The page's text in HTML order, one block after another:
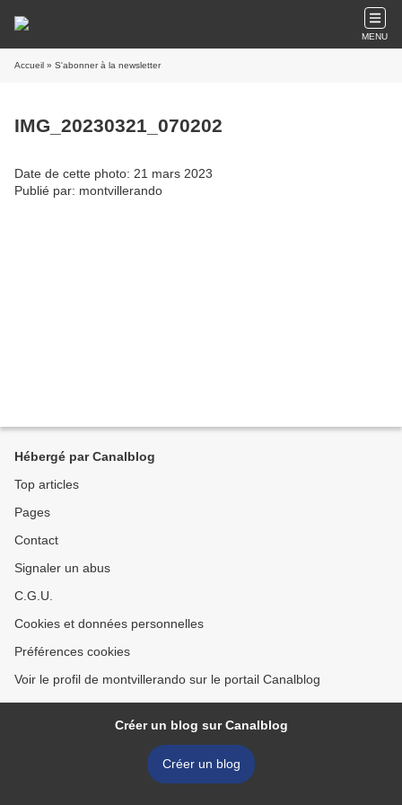
MENU
Accueil » S'abonner à la newsletter
IMG_20230321_070202
Date de cette photo: 21 mars 2023
Publié par: montvillerando
Hébergé par Canalblog
Top articles
Pages
Contact
Signaler un abus
C.G.U.
Cookies et données personnelles
Préférences cookies
Voir le profil de montvillerando sur le portail Canalblog
Créer un blog sur Canalblog
Créer un blog